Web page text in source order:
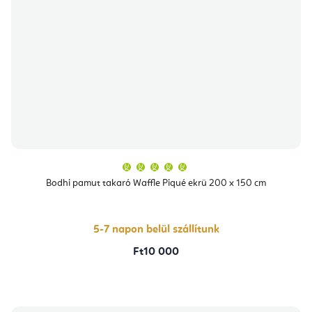
Bodhi pamut takaró Waffle Piqué ekrü 200 x 150 cm
átlagos
értékelése
csillag.
5-7 napon belül szállítunk
Ft10 000